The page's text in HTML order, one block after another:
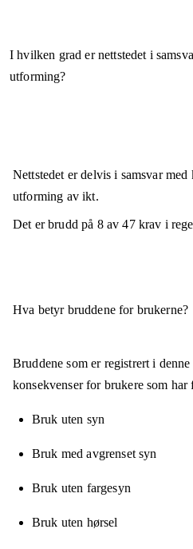
I hvilken grad er nettstedet i
utforming?
Nettstedet erdelvis i samsvarmed
utforming av ikt.
Det er brudd på 8av47krav i
Hva betyr bruddene for brukerne?
Bruddene som er registrert i
konsekvenser for brukere som
Bruk uten syn
Bruk med avgrenset syn
Bruk uten fargesyn
Bruk uten hørsel